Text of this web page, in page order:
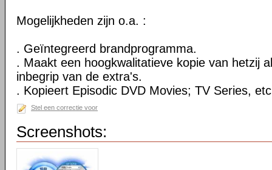
Mogelijkheden zijn o.a. :
. Geïntegreerd brandprogramma.
. Maakt een hoogkwalitatieve kopie van hetzij
inbegrip van de extra's.
. Kopieert Episodic DVD Movies; TV Series,
Stel een correctie voor
Screenshots: